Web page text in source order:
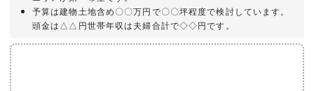
予算は建物土地含め〇〇万円で〇〇坪程度で検討しています。
頭金は△△円世帯年収は夫婦合計で◇◇円です。